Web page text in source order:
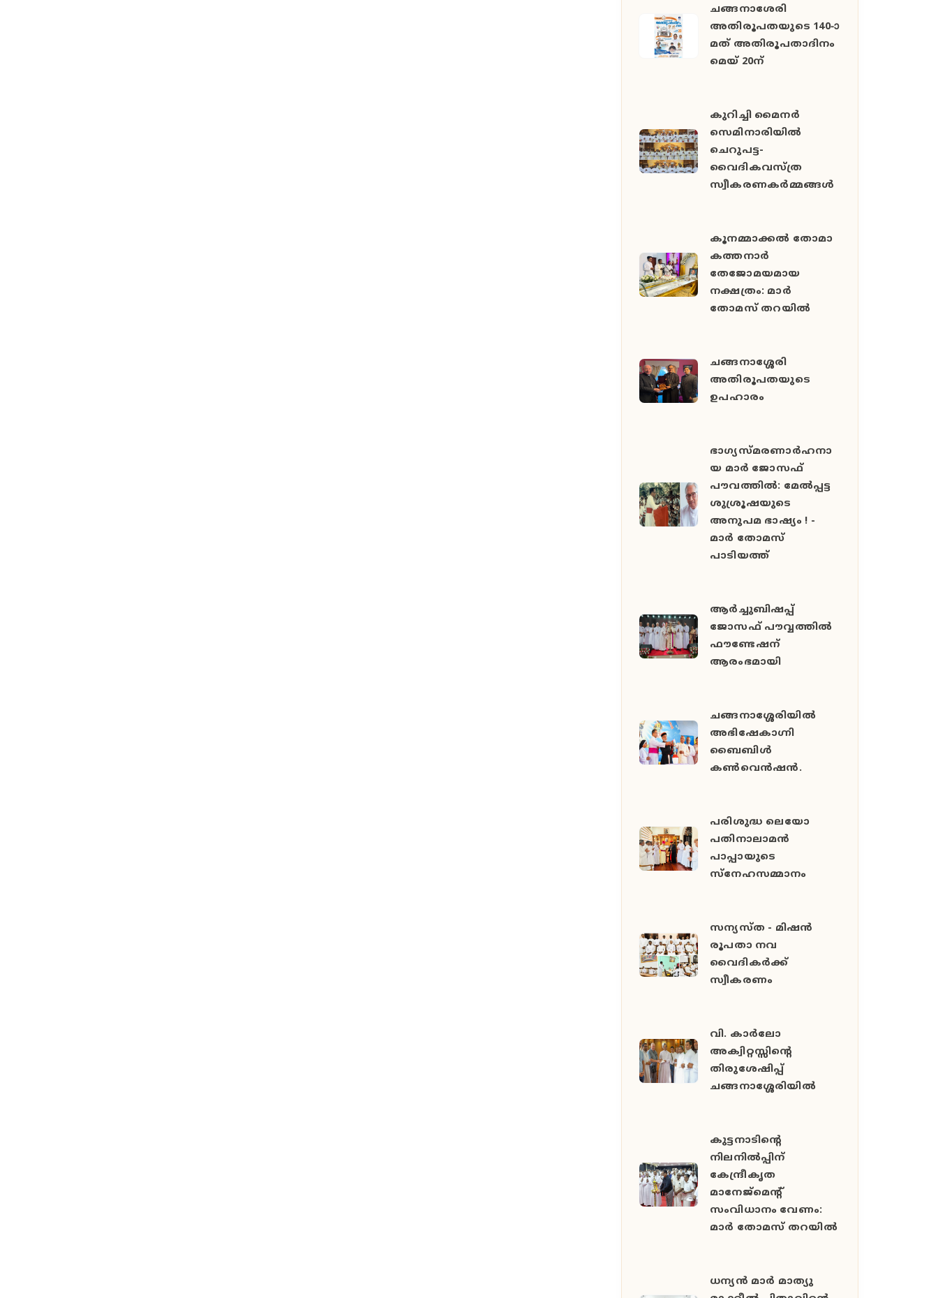
ചങ്ങനാശേരി
അതിരൂപതയുടെ 140-ാ
മത് അതിരൂപതാദിനം
മെയ് 20ന്
കുറിച്ചി മൈനർ
സെമിനാരിയിൽ
ചെറുപട്ട-
വൈദികവസ്ത്ര
സ്വീകരണകർമ്മങ്ങൾ
കൂനമ്മാക്കൽ തോമാ
കത്തനാർ
തേജോമയമായ
നക്ഷത്രം: മാർ
തോമസ് തറയിൽ
ചങ്ങനാശ്ശേരി
അതിരൂപതയുടെ
ഉപഹാരം
ഭാഗ്യസ്മരണാർഹനാ
യ മാർ ജോസഫ്
പൗവത്തിൽ: മേൽപ്പട്ട
ശുശ്രൂഷയുടെ
അനുപമ ഭാഷ്യം ! -
മാർ തോമസ്
പാടിയത്ത്
ആർച്ചുബിഷപ്പ്
ജോസഫ് പൗവ്വത്തിൽ
ഫൗണ്ടേഷന്
ആരംഭമായി
ചങ്ങനാശ്ശേരിയിൽ
അഭിഷേകാഗ്നി
ബൈബിൾ
കൺവെൻഷൻ.
പരിശുദ്ധ ലെയോ
പതിനാലാമൻ
പാപ്പായുടെ
സ്നേഹസമ്മാനം
സന്യസ്ത - മിഷൻ
രൂപതാ നവ
വൈദികർക്ക്
സ്വീകരണം
വി. കാർലോ
അക്വിറ്റസ്സിന്റെ
തിരുശേഷിപ്പ്
ചങ്ങനാശ്ശേരിയിൽ
കുട്ടനാടിന്റെ
നിലനിൽപ്പിന്
കേന്ദ്രീകൃത
മാനേജ്മെന്റ്
സംവിധാനം വേണം:
മാർ തോമസ് തറയിൽ
ധന്യൻ മാർ മാത്യു